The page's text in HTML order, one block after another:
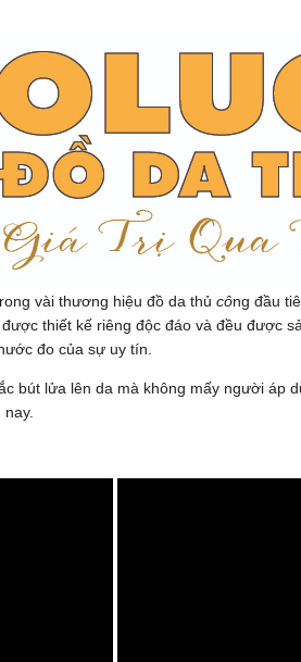
vài thương hiệu đồ da thủ công đầu
thiết kế riêng độc đáo và đều được
đo của sự uy tín.
bút lửa lên da mà không mấy người áp